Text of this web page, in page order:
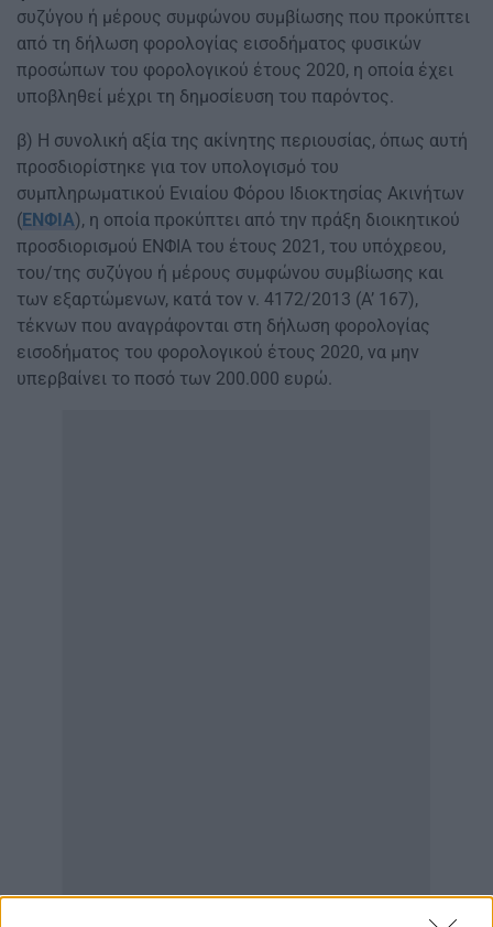
συζύγου ή μέρους συμφώνου συμβίωσης που προκύπτει
από τη δήλωση φορολογίας εισοδήματος φυσικών
προσώπων του φορολογικού έτους 2020, η οποία έχει
υποβληθεί μέχρι τη δημοσίευση του παρόντος.
β) Η συνολική αξία της ακίνητης περιουσίας, όπως αυτή
προσδιορίστηκε για τον υπολογισμό του
συμπληρωματικού Ενιαίου Φόρου Ιδιοκτησίας Ακινήτων
(ΕΝΦΙΑ), η οποία προκύπτει από την πράξη διοικητικού
προσδιορισμού ΕΝΦΙΑ του έτους 2021, του υπόχρεου,
του/της συζύγου ή μέρους συμφώνου συμβίωσης και
των εξαρτώμενων, κατά τον ν. 4172/2013 (Α’ 167),
τέκνων που αναγράφονται στη δήλωση φορολογίας
εισοδήματος του φορολογικού έτους 2020, να μην
υπερβαίνει το ποσό των 200.000 ευρώ.